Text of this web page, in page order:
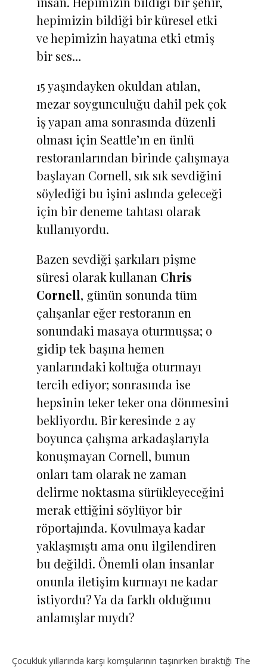
hepimizin bildiği bir küresel etki
ve hepimizin hayatına etki etmiş
bir ses…
15 yaşındayken okuldan atılan,
mezar soygunculuğu dahil pek çok
iş yapan ama sonrasında düzenli
olması için Seattle’ın en ünlü
restoranlarından birinde çalışmaya
başlayan Cornell, sık sık sevdiğini
söylediği bu işini aslında geleceği
için bir deneme tahtası olarak
kullanıyordu.
Bazen sevdiği şarkıları pişme
süresi olarak kullanan Chris
Cornell, günün sonunda tüm
çalışanlar eğer restoranın en
sonundaki masaya oturmuşsa; o
gidip tek başına hemen
yanlarındaki koltuğa oturmayı
tercih ediyor; sonrasında ise
hepsinin teker teker ona dönmesini
bekliyordu. Bir keresinde 2 ay
boyunca çalışma arkadaşlarıyla
konuşmayan Cornell, bunun
onları tam olarak ne zaman
delirme noktasına sürükleyeceğini
merak ettiğini söylüyor bir
röportajında. Kovulmaya kadar
yaklaşmıştı ama onu ilgilendiren
bu değildi. Önemli olan insanlar
onunla iletişim kurmayı ne kadar
istiyordu? Ya da farklı olduğunu
anlamışlar mıydı?
Çocukluk yıllarında karşı komşularının taşınırken bıraktığı The